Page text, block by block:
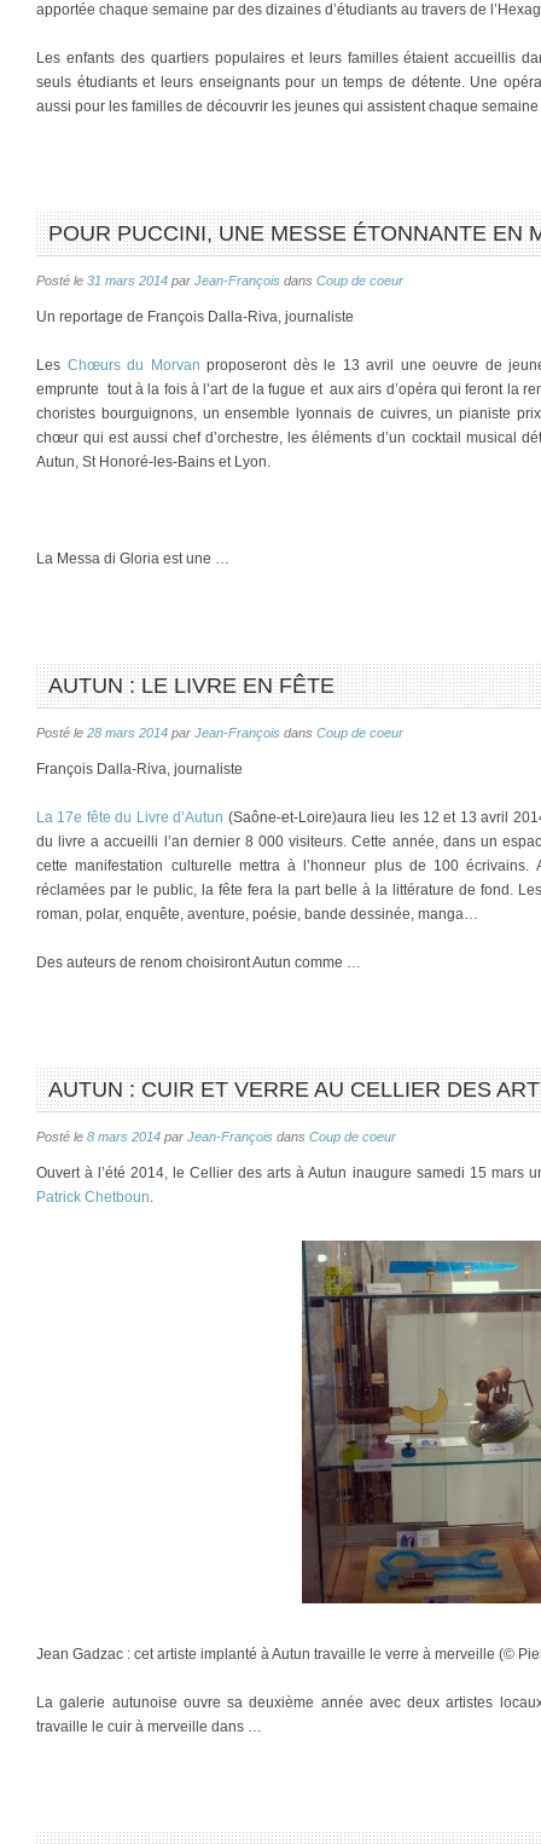
apportée chaque semaine par des dizaines d’étudiants au travers de
Les enfants des quartiers populaires et leurs familles étaient accueillis
seuls étudiants et leurs enseignants pour un temps de détente. Une
aussi pour les familles de découvrir les jeunes qui assistent chaque
POUR PUCCINI, UNE MESSE ÉTONNANTE EN
Posté le 31 mars 2014 par Jean-François dans Coup de coeur
Un reportage de François Dalla-Riva, journaliste
Les Chœurs du Morvan proposeront dès le 13 avril une oeuvre de
emprunte tout à la fois à l’art de la fugue et aux airs d’opéra qui feront la
choristes bourguignons, un ensemble lyonnais de cuivres, un pianiste
chœur qui est aussi chef d’orchestre, les éléments d’un cocktail musical
Autun, St Honoré-les-Bains et Lyon.
La Messa di Gloria est une …
AUTUN : LE LIVRE EN FÊTE
Posté le 28 mars 2014 par Jean-François dans Coup de coeur
François Dalla-Riva, journaliste
La 17e fête du Livre d’Autun (Saône-et-Loire)aura lieu les 12 et 13 avril
du livre a accueilli l’an dernier 8 000 visiteurs. Cette année, dans un
cette manifestation culturelle mettra à l’honneur plus de 100
réclamées par le public, la fête fera la part belle à la littérature de fond.
roman, polar, enquête, aventure, poésie, bande dessinée, manga…
Des auteurs de renom choisiront Autun comme …
AUTUN : CUIR ET VERRE AU CELLIER DES
Posté le 8 mars 2014 par Jean-François dans Coup de coeur
Ouvert à l’été 2014, le Cellier des arts à Autun inaugure samedi 15 mars
Patrick Chetboun.
Jean Gadzac : cet artiste implanté à Autun travaille le verre à merveille (©
La galerie autunoise ouvre sa deuxième année avec deux artistes
travaille le cuir à merveille dans …